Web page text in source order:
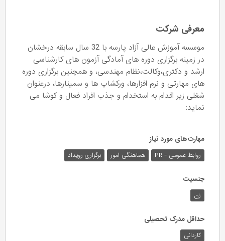
معرفی شرکت
موسسه آموزش عالی آزاد پارسه با 32 سال سابقه درخشان
در زمینه برگزاری دوره های آمادگی آزمون های کارشناسی
ارشد و دکتری،وکالت،نظام مهندسی، و همچنین برگزاری دوره
های مهارتی و نرم افزارها، ورکشاپ ها و سمینارها، درعنوان
شغلی زیر اقدام به استخدام و جذب افراد فعال و کوشا می
نماید:
مهارت‌های مورد نیاز
روابط عمومی - PR هماهنگی امور برگزاری رویداد
جنسیت
زن
حداقل مدرک تحصیلی
کاردانی